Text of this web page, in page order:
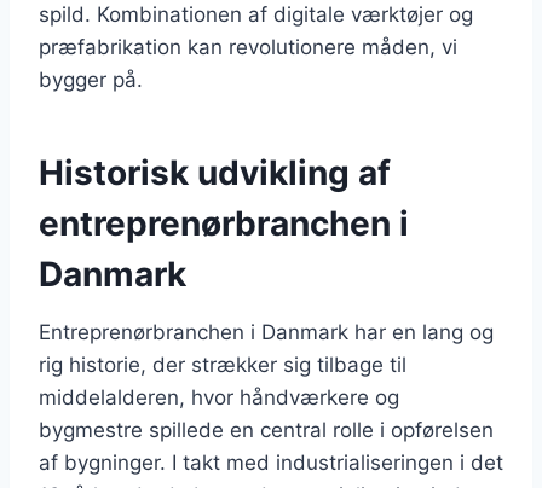
spild. Kombinationen af digitale værktøjer og
præfabrikation kan revolutionere måden, vi
bygger på.
Historisk udvikling af
entreprenørbranchen i
Danmark
Entreprenørbranchen i Danmark har en lang og
rig historie, der strækker sig tilbage til
middelalderen, hvor håndværkere og
bygmestre spillede en central rolle i opførelsen
af bygninger. I takt med industrialiseringen i det